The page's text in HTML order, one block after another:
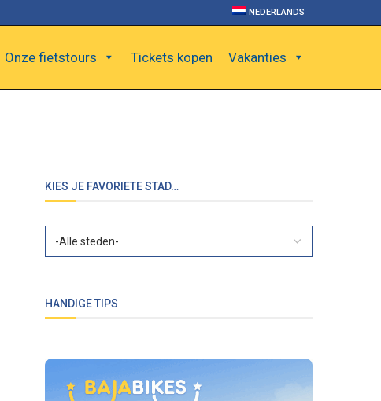
NEDERLANDS
Onze fietstours Tickets kopen Vakanties
KIES JE FAVORIETE STAD…
HANDIGE TIPS